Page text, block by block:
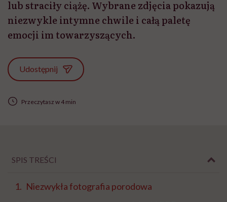
lub straciły ciążę. Wybrane zdjęcia pokazują
niezwykle intymne chwile i całą paletę
emocji im towarzyszących.
Udostępnij
Przeczytasz w 4 min
SPIS TREŚCI
Niezwykła fotografia porodowa